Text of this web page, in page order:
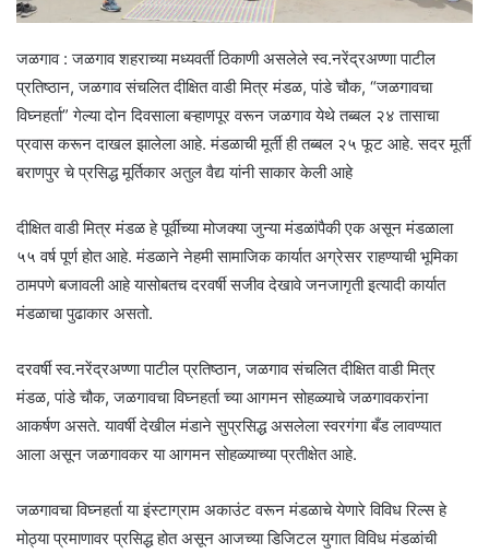
जळगाव : जळगाव शहराच्या मध्यवर्ती ठिकाणी असलेले स्व.नरेंद्रअण्णा पाटील
प्रतिष्ठान, जळगाव संचलित दीक्षित वाडी मित्र मंडळ, पांडे चौक, “जळगावचा
विघ्नहर्ता” गेल्या दोन दिवसाला बऱ्हाणपूर वरून जळगाव येथे तब्बल २४ तासाचा
प्रवास करून दाखल झालेला आहे. मंडळाची मूर्ती ही तब्बल २५ फूट आहे. सदर मूर्ती
बराणपुर चे प्रसिद्ध मूर्तिकार अतुल वैद्य यांनी साकार केली आहे
दीक्षित वाडी मित्र मंडळ हे पूर्वीच्या मोजक्या जुन्या मंडळांपैकी एक असून मंडळाला
५५ वर्ष पूर्ण होत आहे. मंडळाने नेहमी सामाजिक कार्यात अग्रेसर राहण्याची भूमिका
ठामपणे बजावली आहे यासोबतच दरवर्षी सजीव देखावे जनजागृती इत्यादी कार्यात
मंडळाचा पुढाकार असतो.
दरवर्षी स्व.नरेंद्रअण्णा पाटील प्रतिष्ठान, जळगाव संचलित दीक्षित वाडी मित्र
मंडळ, पांडे चौक, जळगावचा विघ्नहर्ता च्या आगमन सोहळ्याचे जळगावकरांना
आकर्षण असते. यावर्षी देखील मंडाने सुप्रसिद्ध असलेला स्वरगंगा बँड लावण्यात
आला असून जळगावकर या आगमन सोहळ्याच्या प्रतीक्षेत आहे.
जळगावचा विघ्नहर्ता या इंस्टाग्राम अकाउंट वरून मंडळाचे येणारे विविध रिल्स हे
मोठ्या प्रमाणावर प्रसिद्ध होत असून आजच्या डिजिटल युगात विविध मंडळांची